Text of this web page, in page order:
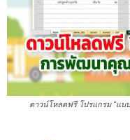
ดาวน์โหลดฟรี โปรแกรม "แบ